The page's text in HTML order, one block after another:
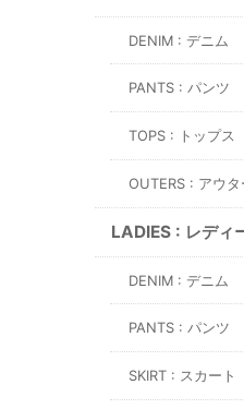
DENIM : デニム
PANTS : パンツ
TOPS : トップス
OUTERS : アウタ
LADIES : レディ
DENIM : デニム
PANTS : パンツ
SKIRT : スカート